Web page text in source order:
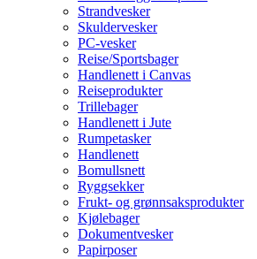
Strandvesker
Skuldervesker
PC-vesker
Reise/Sportsbager
Handlenett i Canvas
Reiseprodukter
Trillebager
Handlenett i Jute
Rumpetasker
Handlenett
Bomullsnett
Ryggsekker
Frukt- og grønnsaksprodukter
Kjølebager
Dokumentvesker
Papirposer